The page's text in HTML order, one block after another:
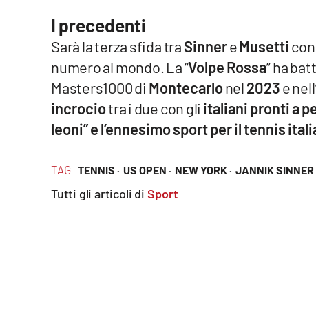
TAG TENNIS · US OPEN · NEW YORK · JANNIK SINNER
Tutti gli articoli di Sport
I precedenti
Sarà la terza sfida traSinnereMusetti
numero al mondo. La “Volpe Rossa” ha
Masters1000 di Montecarlonel2023e
incrociotra i due con gli italiani pronti a
leoni” e l’ennesimo sport per il tennis